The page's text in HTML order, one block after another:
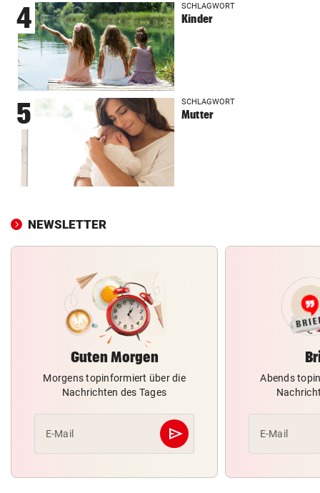
4 SCHLAGWORT
Kinder
5 SCHLAGWORT
Mutter
NEWSLETTER
Guten Morgen
Morgens topinformiert über die
Nachrichten des Tages
E-Mail send
Abschicken
Abends
E-Mail